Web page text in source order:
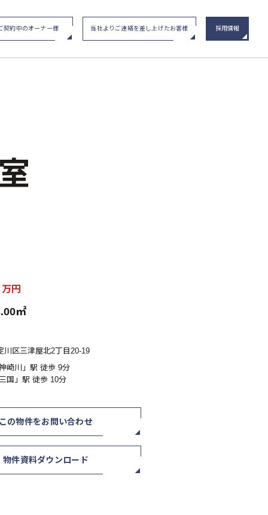
契約中のオーナー様 当社よりご連絡を差し上げたお客様 採用情報
万円
㎡
川区三津屋北2丁目20-19
崎川」駅 徒歩 9分
国」駅 徒歩 10分
の物件をお問い合わせ
物件資料ダウンロード